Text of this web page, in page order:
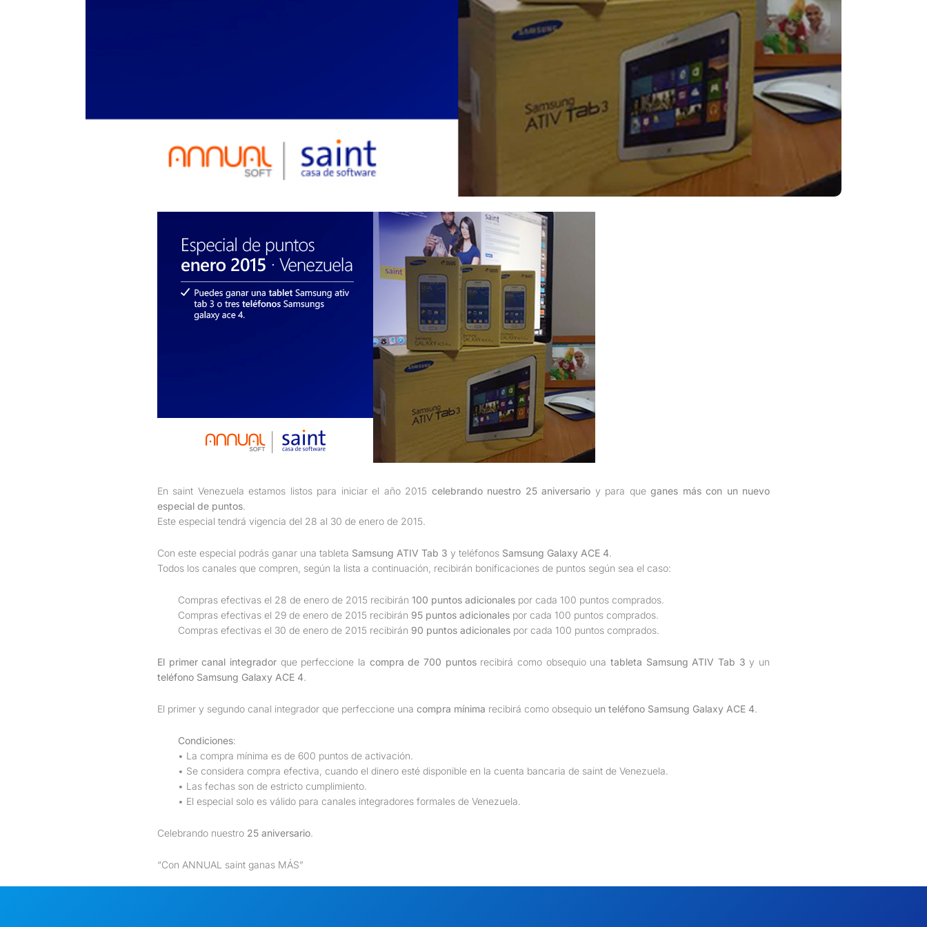
En saint Venezuela estamos listos para iniciar el año 2015 celebrando nuestro 25 aniversario y para queganes más con un nuevo
especial de puntos
Este especial tendrá vigencia del 28 al 30 de enero de 2015.
Con este especial podrás ganar una tableta Samsung ATIV Tab 3 y teléfonos Samsung Galaxy ACE 4
Todos los canales que compren, según la lista a continuación, recibirán bonificaciones de puntos según sea el caso:
Compras efectivas el 28 de enero de 2015 recibirán 100 puntos adicionales por cada 100 puntos comprados.
Compras efectivas el 29 de enero de 2015 recibirán 95 puntos adicionales por cada 100 puntos comprados.
Compras efectivas el 30 de enero de 2015 recibirán 90 puntos adicionales por cada 100 puntos comprados.
El primer canal integrador que perfeccione la compra de 700 puntosrecibirá como obsequio unatableta Samsung ATIV Tab 3 y un
teléfono Samsung Galaxy ACE 4
El primer y segundo canal integrador que perfeccione una compra mínima recibirá como obsequio un teléfono Samsung Galaxy ACE 4
Condiciones:
▪ La compra mínima es de 600 puntos de activación.
▪ Se considera compra efectiva, cuando el dinero esté disponible en la cuenta bancaria de saint de Venezuela.
▪ Las fechas son de estricto cumplimiento.
▪ El especial solo es válido para canales integradores formales de Venezuela.
Celebrando nuestro 25 aniversario
“Con ANNUAL saint ganas MÁS”